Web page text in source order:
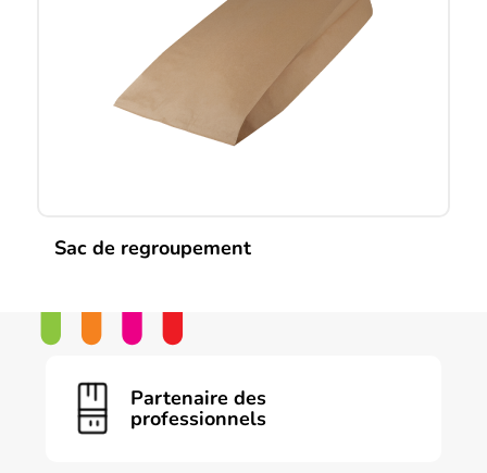
Sac de regroupement
Partenaire des
professionnels